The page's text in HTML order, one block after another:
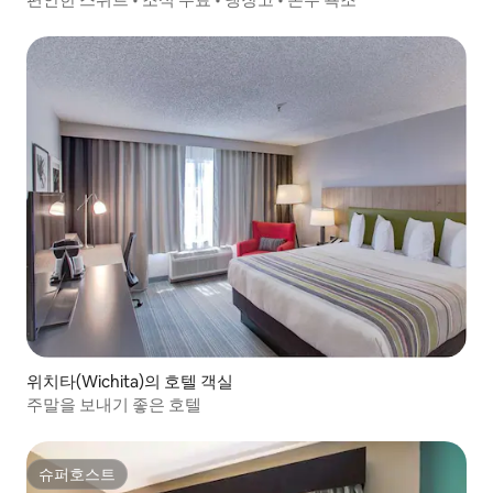
위치타(Wichita)의 호텔 객실
주말을 보내기 좋은 호텔
슈퍼호스트
슈퍼호스트